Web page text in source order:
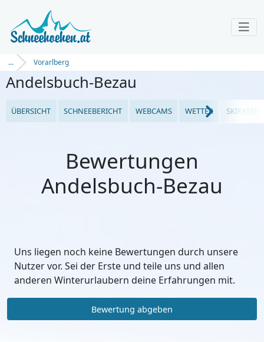
... Vorarlberg
Andelsbuch-Bezau
ÜBERSICHT SCHNEEBERICHT WEBCAMS WETTER
Bewertungen
Andelsbuch-Bezau
Uns liegen noch keine Bewertungen durch unsere
Nutzer vor. Sei der Erste und teile uns und allen
anderen Winterurlaubern deine Erfahrungen mit.
Bewertung abgeben